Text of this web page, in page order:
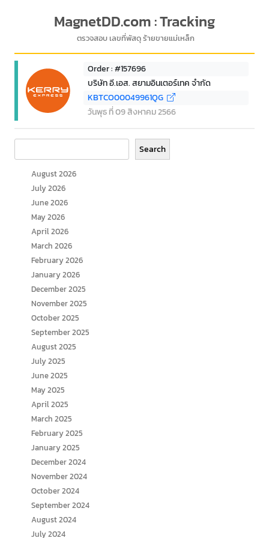
MagnetDD.com : Tracking
ตรวจสอบ เลขที่พัสดุ ร้ายขายแม่เหล็ก
Order : #157696
บริษัท อี.เอส. สยามอินเตอร์เทค จำกัด
KBTCO00049961QG
วันพุธ ที่ 09 สิงหาคม 2566
Search
August 2026
July 2026
June 2026
May 2026
April 2026
March 2026
February 2026
January 2026
December 2025
November 2025
October 2025
September 2025
August 2025
July 2025
June 2025
May 2025
April 2025
March 2025
February 2025
January 2025
December 2024
November 2024
October 2024
September 2024
August 2024
July 2024